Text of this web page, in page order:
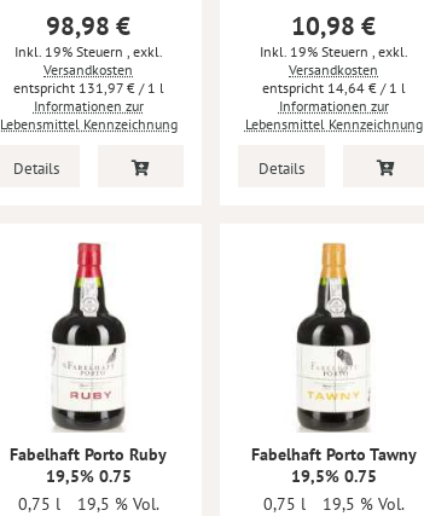
98,98 €
Inkl. 19% Steuern , exkl.
Versandkosten
131,97 €/ 1 l
Informationen zur
Lebensmittel Kennzeichnung
Details
10,98 €
Inkl. 19% Steuern , exkl.
Versandkosten
14,64 €/ 1 l
Informationen zur
Lebensmittel Kennzeichnung
Details
Fabelhaft Porto Ruby
19,5% 0.75
0,75 l
19,5 % Vol.
Fabelhaft Porto Tawny
19,5% 0.75
0,75 l
19,5 % Vol.